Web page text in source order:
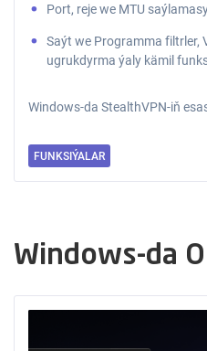
Port, reje we MTU
Saýt we Programma filtrler,
ugrukdyrma ýaly kämil
Windows-da StealthVPN-iň
FUNKSIÝALAR
Windows-da